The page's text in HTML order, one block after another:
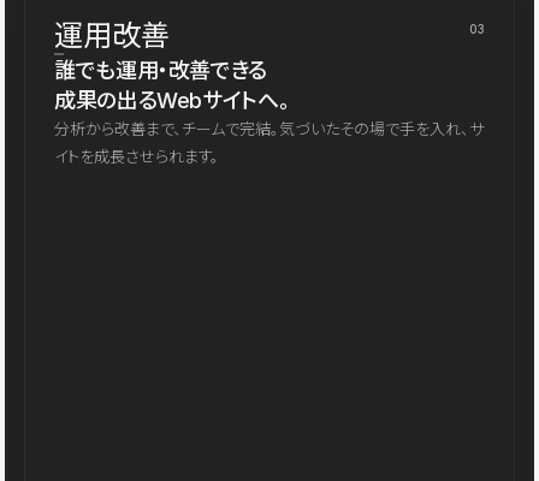
運用改善 03
誰でも運用・改善できる
成果の出るWebサイトへ。
分析から改善まで、チームで完結。気づいたその場で手を入れ、サ
イトを成長させられます。